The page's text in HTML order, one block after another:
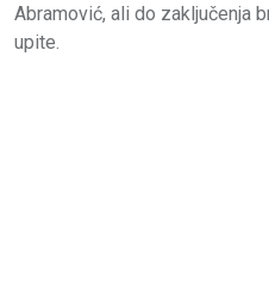
Abramović, ali do zaključenja
upite.